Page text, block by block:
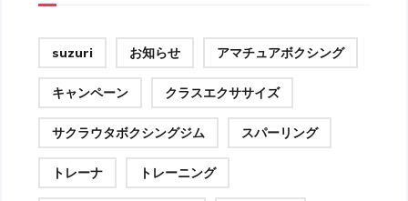
suzuri お知らせ アマチュアボクシング
キャンペーン クラスエクササイズ
サクラウタボクシングジム スパーリング
トレーナ トレーニング